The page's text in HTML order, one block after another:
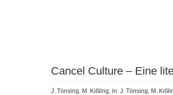
Cancel Culture – Eine
J. Tönsing, M. Kißling, in: J. Tönsing, M.